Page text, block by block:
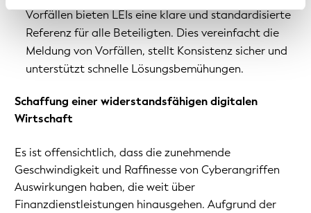
von Cookies zuzustimmen.
Vorfällen bieten LEIs eine klare und standardisierte
Referenz für alle Beteiligten. Dies vereinfacht die
Meldung von Vorfällen, stellt Konsistenz sicher und
unterstützt schnelle Lösungsbemühungen.
Schaffung einer widerstandsfähigen digitalen
Wirtschaft
Es ist offensichtlich, dass die zunehmende
Geschwindigkeit und Raffinesse von Cyberangriffen
Auswirkungen haben, die weit über
Finanzdienstleistungen hinausgehen. Aufgrund der